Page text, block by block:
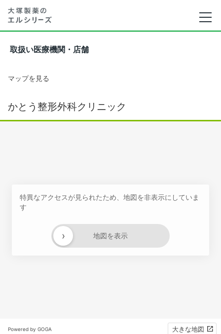
取扱い医療機関・店舗
マップを見る
かとう整形外科クリニック
特異なアクセスが見られたため、地図を非表示にしていま
す
地図を表示
›
Powered by GOGA 大きな地図